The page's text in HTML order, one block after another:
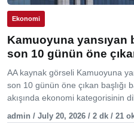
Ekonomi
Kamuoyuna yansıyan
son 10 günün öne
AA kaynak görseli Kamuoyuna
son 10 günün öne çıkan başlığı
akışında ekonomi kategorisinin
admin / July 20, 2026 / 2 dk / 21